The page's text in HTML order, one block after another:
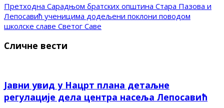
Претходна Сарадњом братских општина Стара Пазова и
Лепосавић ученицима додељени поклони поводом
школске славе Светог Саве
Сличне вести
Јавни увид у Нацрт плана детаљне
регулације дела центра насеља Лепосавић